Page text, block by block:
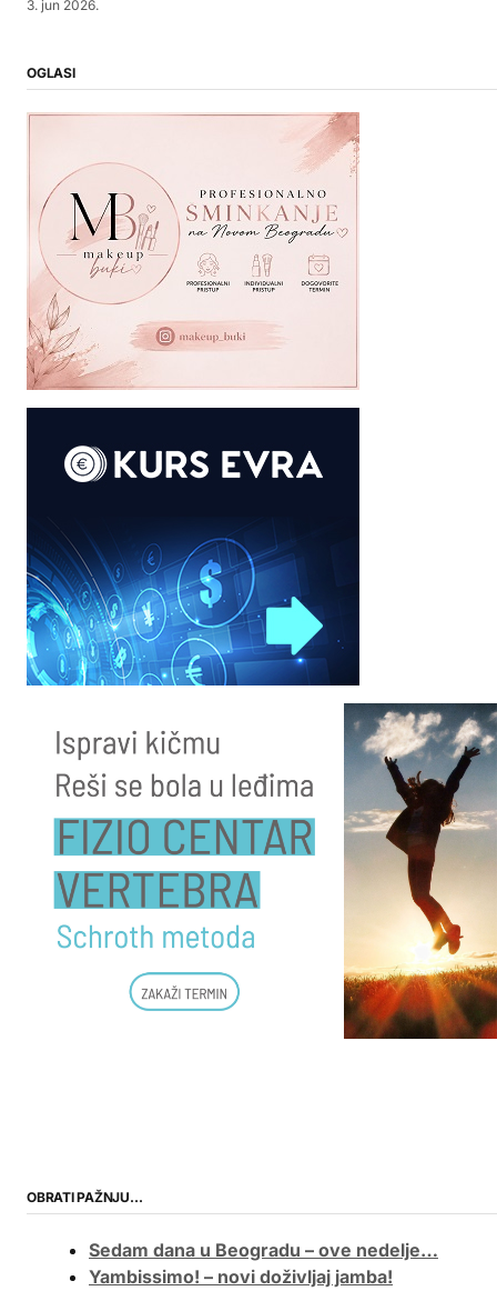
3. jun 2026.
OGLASI
OBRATI PAŽNJU…
Sedam dana u Beogradu – ove nedelje…
Yambissimo! – novi doživljaj jamba!